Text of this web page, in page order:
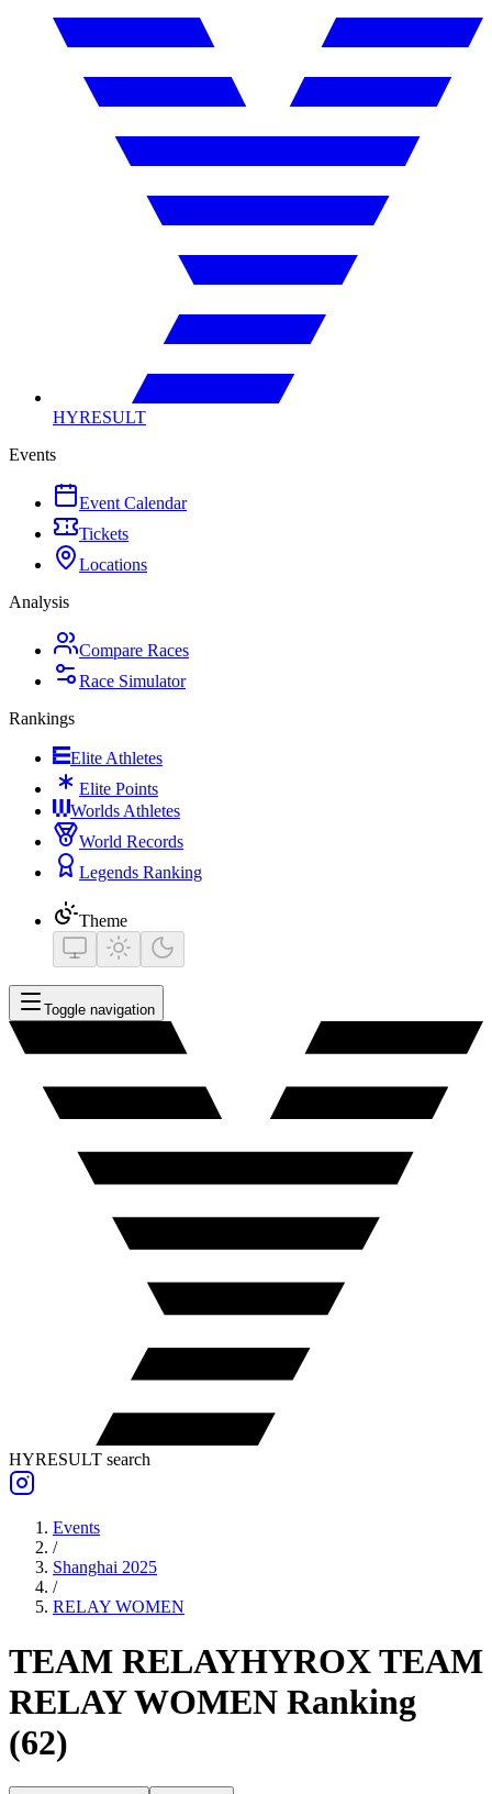
HYRESULT
Events
Event Calendar
Tickets
Locations
Analysis
Compare Races
Race Simulator
Rankings
Elite Athletes
Elite Points
Worlds Athletes
World Records
Legends Ranking
Theme
Toggle navigation
HYRESULT search
Events
/
Shanghai 2025
/
RELAY WOMEN
TEAM RELAYHYROX TEAM
RELAYWOMEN Ranking
(62)